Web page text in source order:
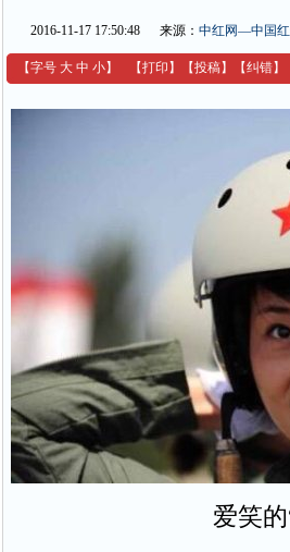
2016-11-17 17:50:48 来源： 中红网—中国红
【字号 大 中 小】 【打印 】 【投稿】 【纠错】
爱笑的